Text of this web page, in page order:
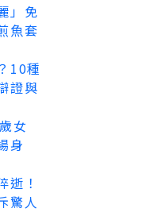
」免
魚套
10種
證與
女
身
逝！
驚人